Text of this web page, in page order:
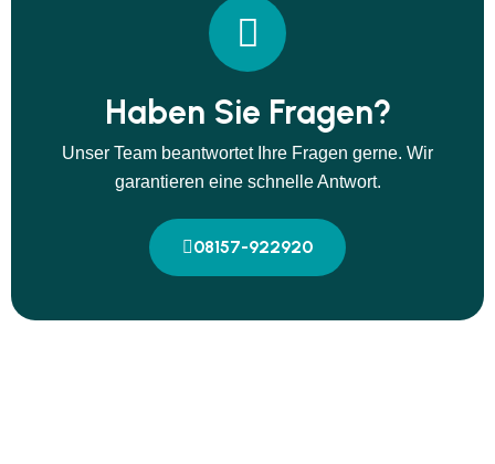
Haben Sie Fragen?
Unser Team beantwortet Ihre Fragen gerne. Wir
garantieren eine schnelle Antwort.
08157-922920